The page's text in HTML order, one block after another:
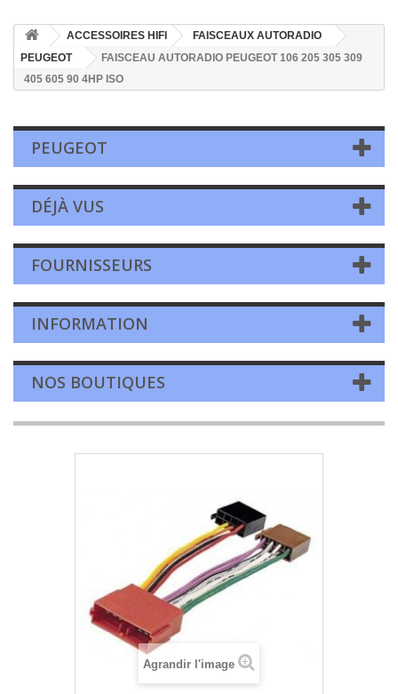
ACCESSOIRES HIFI
FAISCEAUX AUTORADIO
PEUGEOT
FAISCEAU AUTORADIO PEUGEOT 106 205 305 309
405 605 90 4HP ISO
PEUGEOT
DÉJÀ VUS
FOURNISSEURS
INFORMATION
NOS BOUTIQUES
Agrandir l'image